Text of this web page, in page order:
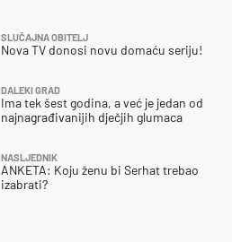
SLUČAJNA OBITELJ
Nova TV donosi novu domaću seriju!
DALEKI GRAD
Ima tek šest godina, a već je jedan od
najnagrađivanijih dječjih glumaca
NASLJEDNIK
ANKETA: Koju ženu bi Serhat trebao
izabrati?